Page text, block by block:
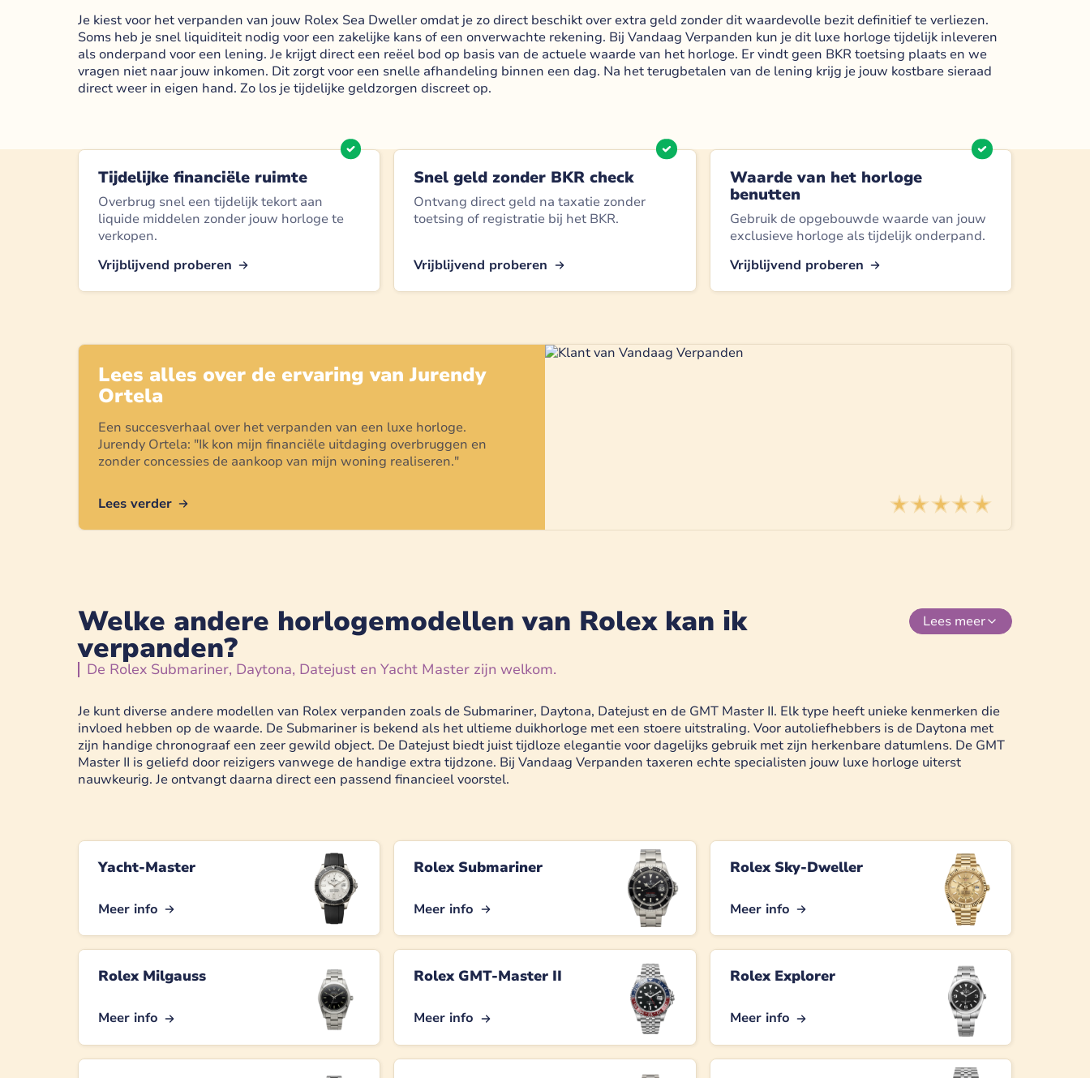
Je kiest voor het verpanden van jouw Rolex Sea Dweller omdat je zo direct beschikt over extra geld zonder dit waardevolle bezit definitief te verliezen.
Soms heb je snel liquiditeit nodig voor een zakelijke kans of een onverwachte rekening. Bij Vandaag Verpanden kun je dit luxe horloge tijdelijk inleveren
als onderpand voor een lening. Je krijgt direct een reëel bod op basis van de actuele waarde van het horloge. Er vindt geen BKR toetsing plaats en we
vragen niet naar jouw inkomen. Dit zorgt voor een snelle afhandeling binnen een dag. Na het terugbetalen van de lening krijg je jouw kostbare sieraad
direct weer in eigen hand. Zo los je tijdelijke geldzorgen discreet op.
Tijdelijke financiële ruimte
Overbrug snel een tijdelijk tekort aan
liquide middelen zonder jouw horloge te
verkopen.
Vrijblijvend proberen
Snel geld zonder BKR check
Ontvang direct geld na taxatie zonder
toetsing of registratie bij het BKR.
Vrijblijvend proberen
Waarde van het horloge
benutten
Gebruik de opgebouwde waarde van jouw
exclusieve horloge als tijdelijk onderpand.
Vrijblijvend proberen
Lees alles over de ervaring van Jurendy
Ortela
Een succesverhaal over het verpanden van een luxe horloge.
Jurendy Ortela: "Ik kon mijn financiële uitdaging overbruggen en
zonder concessies de aankoop van mijn woning realiseren."
Lees verder
Welke andere horlogemodellen van Rolex kan ik
verpanden?
De Rolex Submariner, Daytona, Datejust en Yacht Master zijn welkom.
Lees meer
Je kunt diverse andere modellen van Rolex verpanden zoals de Submariner, Daytona, Datejust en de GMT Master II. Elk type heeft unieke kenmerken die
invloed hebben op de waarde. De Submariner is bekend als het ultieme duikhorloge met een stoere uitstraling. Voor autoliefhebbers is de Daytona met
zijn handige chronograaf een zeer gewild object. De Datejust biedt juist tijdloze elegantie voor dagelijks gebruik met zijn herkenbare datumlens. De GMT
Master II is geliefd door reizigers vanwege de handige extra tijdzone. Bij Vandaag Verpanden taxeren echte specialisten jouw luxe horloge uiterst
nauwkeurig. Je ontvangt daarna direct een passend financieel voorstel.
Yacht-Master
Meer info
Rolex Submariner
Meer info
Rolex Sky-Dweller
Meer info
Rolex Milgauss
Meer info
Rolex GMT-Master II
Meer info
Rolex Explorer
Meer info